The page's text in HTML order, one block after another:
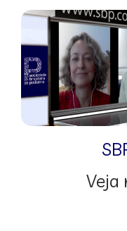
Veja